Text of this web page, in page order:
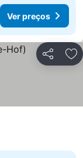
Ver preços
Partilhar